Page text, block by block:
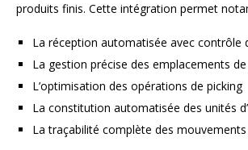
produits finis. Cette intégration permet
La réception automatisée avec contrôle
La gestion précise des emplacements
L’optimisation des opérations de picking
La constitution automatisée des unités
La traçabilité complète des mouvements